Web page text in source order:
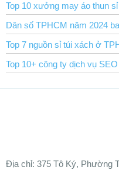
Top 10 xưởng may áo thun
Dân số TPHCM năm 2024
Top 7 nguồn sỉ túi xách ở
Top 10+ công ty dịch vụ
Ðịa chỉ: 375 Tô Ký, Phường